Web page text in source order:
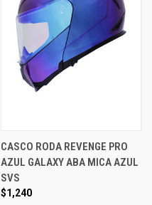
CASCO RODA REVENGE PRO
AZUL GALAXY ABA MICA AZUL
SVS
$1,240